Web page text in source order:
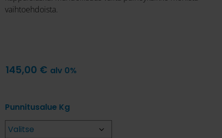
vaihtoehdoista.
145,00 € alv 0%
Punnitusalue Kg